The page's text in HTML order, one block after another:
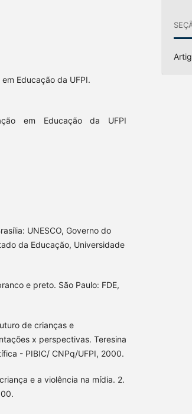
Educação da UFPI.
em Educação da UFPI
UNESCO, Governo do
da Educação, Universidade
e preto. São Paulo: FDE,
de crianças e
x perspectivas. Teresina
- PIBIC/ CNPq/UFPI, 2000.
e a violência na mídia. 2.